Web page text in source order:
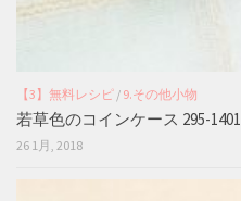
【3】無料レシピ / 9.その他小物
若草色のコインケース 295-1401
26 1月, 2018